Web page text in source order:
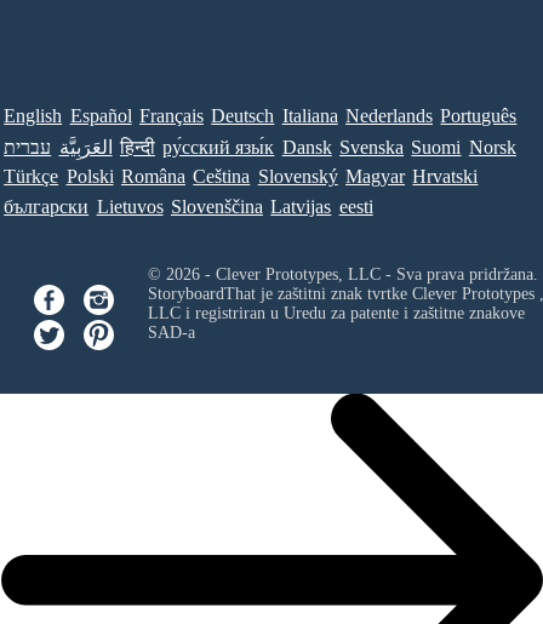
English Español Français Deutsch Italiana Nederlands Português
עברית العَرَبِيَّة हिन्दी ру́сский язы́к Dansk Svenska Suomi Norsk
Türkçe Polski Româna Ceština Slovenský Magyar Hrvatski
български Lietuvos Slovenščina Latvijas eesti
© 2026 - Clever Prototypes, LLC - Sva prava pridržana.
StoryboardThat je zaštitni znak tvrtke Clever Prototypes ,
LLCi registriran u Uredu za patente i zaštitne znakove
SAD-a